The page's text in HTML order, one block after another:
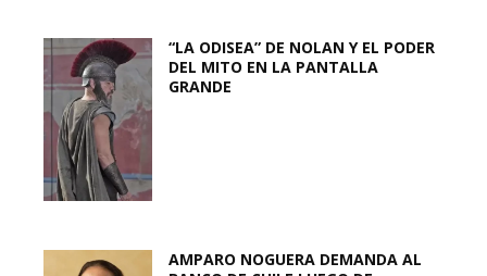
“LA ODISEA” DE NOLAN Y EL PODER
DEL MITO EN LA PANTALLA
GRANDE
AMPARO NOGUERA DEMANDA AL